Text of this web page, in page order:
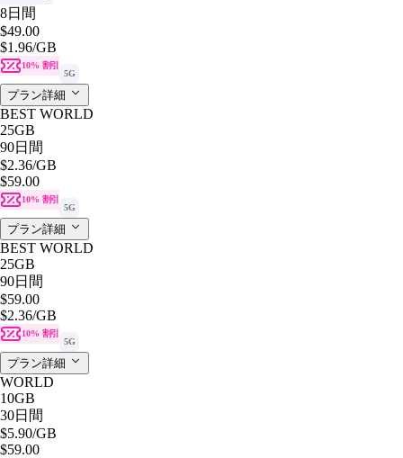
8日間
$49.00
$1.96/GB
10% 割引
5G
プラン詳細
BEST WORLD
25GB
90日間
$2.36/GB
$59.00
10% 割引
5G
プラン詳細
BEST WORLD
25GB
90日間
$59.00
$2.36/GB
10% 割引
5G
プラン詳細
WORLD
10GB
30日間
$5.90/GB
$59.00